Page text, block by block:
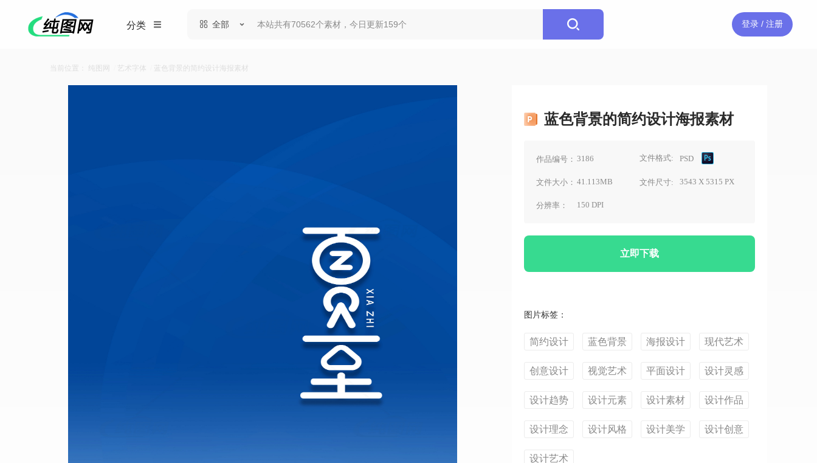
分类 全部 登录 / 注册
当前位置： 纯图网 艺术字体 蓝色背景的简约设计海报素材
蓝色背景的简约设计海报素材
作品编号： 3186 文件格式: PSD
文件大小： 41.113MB 文件尺寸: 3543 X 5315 PX
分辨率： 150 DPI
立即下载
图片标签：
简约设计 蓝色背景 海报设计 现代艺术
创意设计 视觉艺术 平面设计 设计灵感
设计趋势 设计元素 设计素材 设计作品
设计理念 设计风格 设计美学 设计创意
设计艺术